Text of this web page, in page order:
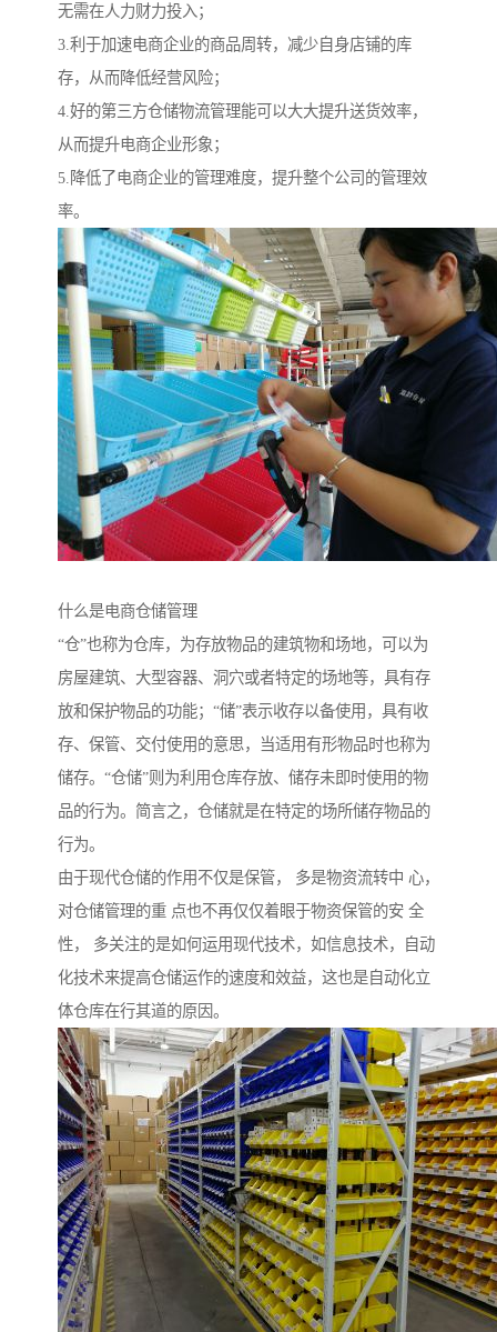
无需在人力财力投入；
3.利于加速电商企业的商品周转，减少自身店铺的库
存，从而降低经营风险；
4.好的第三方仓储物流管理能可以大大提升送货效率，
从而提升电商企业形象；
5.降低了电商企业的管理难度，提升整个公司的管理效
率。
什么是电商仓储管理
“仓”也称为仓库，为存放物品的建筑物和场地，可以为
房屋建筑、大型容器、洞穴或者特定的场地等，具有存
放和保护物品的功能；“储”表示收存以备使用，具有收
存、保管、交付使用的意思，当适用有形物品时也称为
储存。“仓储”则为利用仓库存放、储存未即时使用的物
品的行为。简言之，仓储就是在特定的场所储存物品的
行为。
由于现代仓储的作用不仅是保管， 多是物资流转中 心，
对仓储管理的重 点也不再仅仅着眼于物资保管的安 全
性， 多关注的是如何运用现代技术，如信息技术，自动
化技术来提高仓储运作的速度和效益，这也是自动化立
体仓库在行其道的原因。